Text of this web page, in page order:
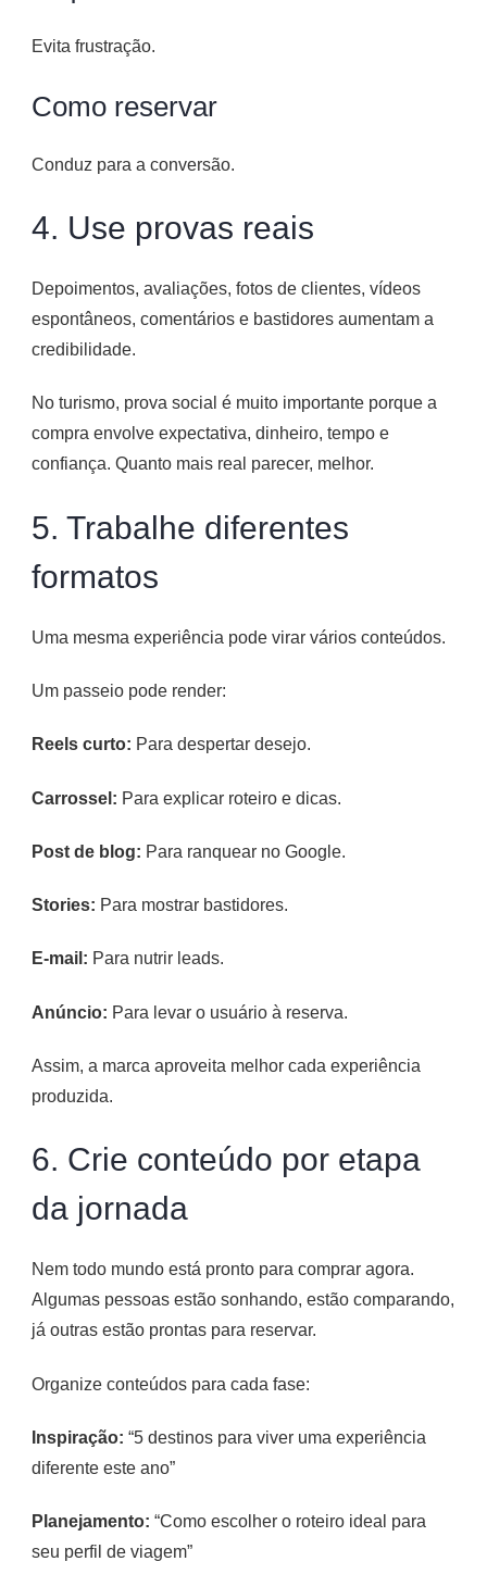
Evita frustração.
Como reservar
Conduz para a conversão.
4. Use provas reais
Depoimentos, avaliações, fotos de clientes, vídeos
espontâneos, comentários e bastidores aumentam a
credibilidade.
No turismo, prova social é muito importante porque a
compra envolve expectativa, dinheiro, tempo e
confiança. Quanto mais real parecer, melhor.
5. Trabalhe diferentes
formatos
Uma mesma experiência pode virar vários conteúdos.
Um passeio pode render:
Reels curto: Para despertar desejo.
Carrossel: Para explicar roteiro e dicas.
Post de blog: Para ranquear no Google.
Stories: Para mostrar bastidores.
E-mail: Para nutrir leads.
Anúncio: Para levar o usuário à reserva.
Assim, a marca aproveita melhor cada experiência
produzida.
6. Crie conteúdo por etapa
da jornada
Nem todo mundo está pronto para comprar agora.
Algumas pessoas estão sonhando, estão comparando,
já outras estão prontas para reservar.
Organize conteúdos para cada fase:
Inspiração: “5 destinos para viver uma experiência
diferente este ano”
Planejamento: “Como escolher o roteiro ideal para
seu perfil de viagem”